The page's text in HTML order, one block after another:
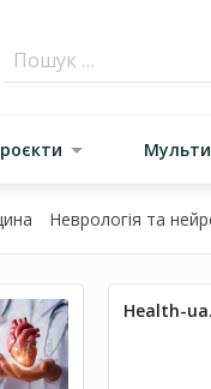
Неврологія та
Health-